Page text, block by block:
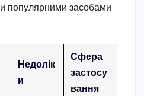
популярними засобами
Недолік
и
Сфера
застосу
вання